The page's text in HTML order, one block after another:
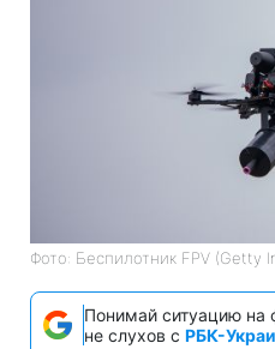
Фото: Беспилотник FPV (Getty
Понимай ситуацию на
не слухов с РБК-